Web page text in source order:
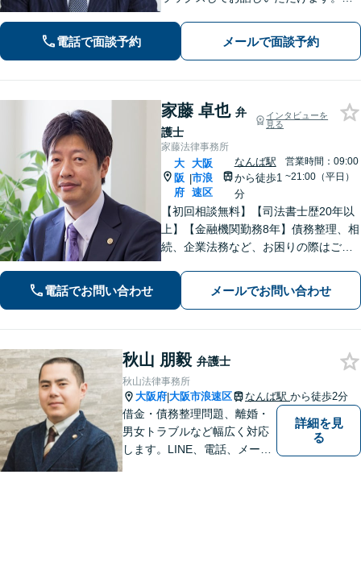
策を一緒に考えていきましょう！【土
曜・夜間◎】
電話で面談予約 メールで面談予約
家藤 卓也 弁
護士
インタビューを
見る
家藤法律事務所
大
阪
府
|
大阪
市浪
速区
なんば駅
から徒歩1
分
営業時間：09:00
~21:00（平日）
【初回相談無料】【司法書士歴20年以
上】【金融機関勤務8年】債務整理、相
続、企業法務など、お困りの際はご相
りを大切にしております。悩む前に、
一度弁護士にご相談ください。【電話
電話でお問い合わせ メールでお問い合わせ
秋山 朋毅 弁護士
秋山法律事務所
大阪府|大阪市浪速区 なんば駅 から徒歩2分
借金・債務整理問題、離婚・
男女トラブルなど幅広く対応
します。LINE、電話、メー
詳細を見
る